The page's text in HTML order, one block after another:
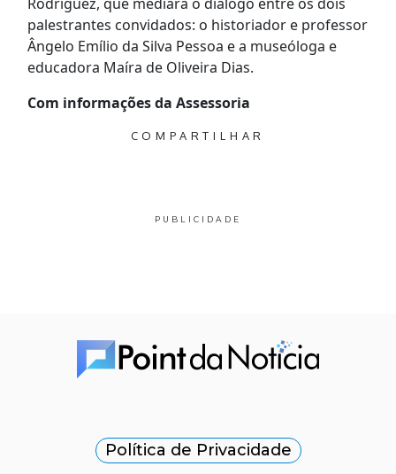
palestrantes convidados: o historiador e professor
Ângelo Emílio da Silva Pessoa e a museóloga e
educadora Maíra de Oliveira Dias.
Com informações da Assessoria
COMPARTILHAR
PUBLICIDADE
Política de Privacidade